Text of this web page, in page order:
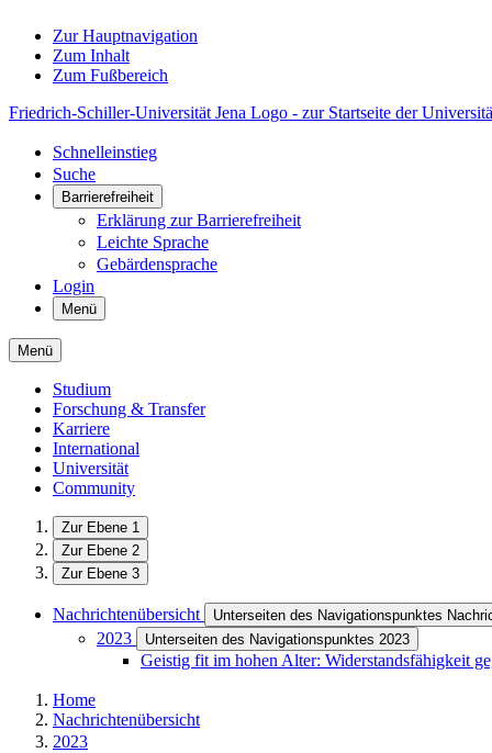
Zur Hauptnavigation
Zum Inhalt
Zum Fußbereich
Friedrich-Schiller-Universität Jena Logo - zur Startseite der
Schnelleinstieg
Suche
Barrierefreiheit
Erklärung zur Barrierefreiheit
Leichte Sprache
Gebärdensprache
Login
Menü
Menü
Studium
Forschung & Transfer
Karriere
International
Universität
Community
Zur Ebene 1
Zur Ebene 2
Zur Ebene 3
Nachrichtenübersicht Unterseiten des Navigationspunktes
2023 Unterseiten des Navigationspunktes 2023
Geistig fit im hohen Alter: Widerstandsfähigkeit
Home
Nachrichtenübersicht
2023